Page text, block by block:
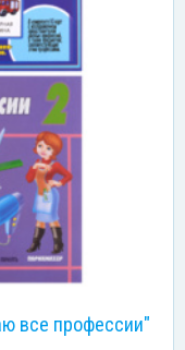
все профессии"